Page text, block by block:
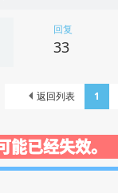
回复
33
1
返回列表
已经失效。